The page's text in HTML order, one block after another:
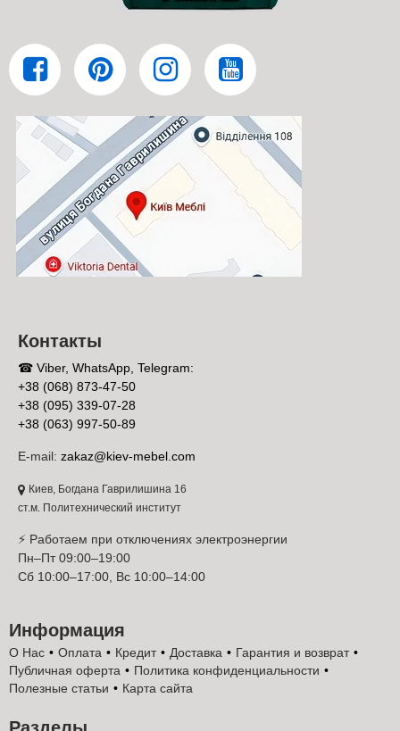
Контакты
☎ Viber, WhatsApp, Telegram:
+38 (068) 873-47-50
+38 (095) 339-07-28
+38 (063) 997-50-89
E-mail: zakaz@kiev-mebel.com
Киев, Богдана Гаврилишина 16
ст.м. Политехнический институт
⚡ Работаем при отключениях электроэнергии
Пн–Пт 09:00–19:00
Сб 10:00–17:00, Вс 10:00–14:00
Информация
О Нас Оплата Кредит Доставка
Гарантия и возврат
Публичная оферта
Политика конфиденциальности
Полезные статьи
Карта сайта